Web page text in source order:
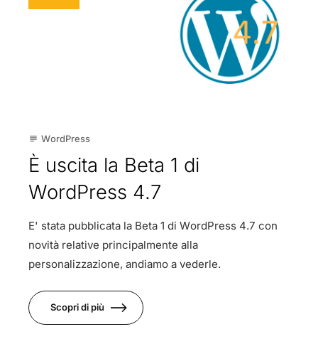
subject WordPress
È uscita la Beta 1 di
WordPress 4.7
E' stata pubblicata la Beta 1 di WordPress 4.7 con
novità relative principalmente alla
personalizzazione, andiamo a vederle.
Scopri di più